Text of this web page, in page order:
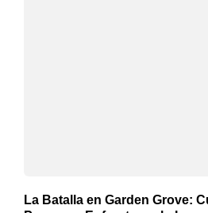
La Batalla en Garden Grove: